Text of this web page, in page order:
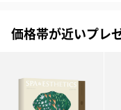
（1,100円）
リラックスグッズ
価格帯が近いプレ